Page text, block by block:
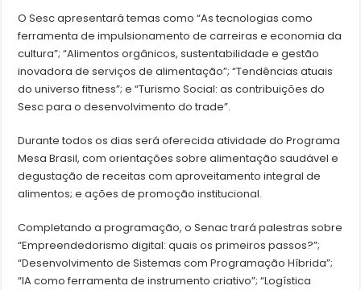
O Sesc apresentará temas como “As tecnologias como
ferramenta de impulsionamento de carreiras e economia da
cultura”; “Alimentos orgânicos, sustentabilidade e gestão
inovadora de serviços de alimentação”; “Tendências atuais
do universo fitness”; e “Turismo Social: as contribuições do
Sesc para o desenvolvimento do trade”.
Durante todos os dias será oferecida atividade do Programa
Mesa Brasil, com orientações sobre alimentação saudável e
degustação de receitas com aproveitamento integral de
alimentos; e ações de promoção institucional.
Completando a programação, o Senac trará palestras sobre
“Empreendedorismo digital: quais os primeiros passos?”;
“Desenvolvimento de Sistemas com Programação Híbrida”;
“IA como ferramenta de instrumento criativo”; “Logística